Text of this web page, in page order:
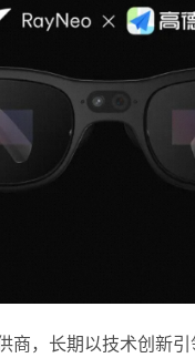
商，长期以技术创新